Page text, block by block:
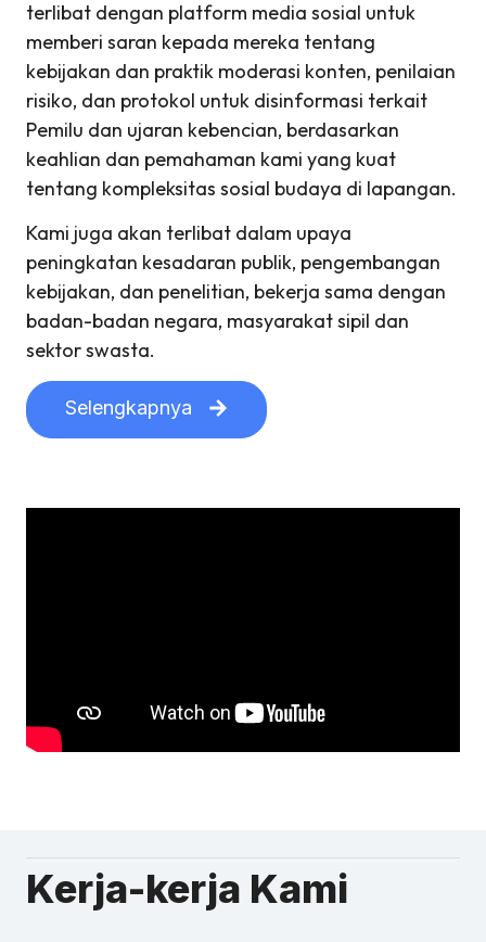
terlibat dengan platform media sosial untuk
memberi saran kepada mereka tentang
kebijakan dan praktik moderasi konten, penilaian
risiko, dan protokol untuk disinformasi terkait
Pemilu dan ujaran kebencian, berdasarkan
keahlian dan pemahaman kami yang kuat
tentang kompleksitas sosial budaya di lapangan.
Kami juga akan terlibat dalam upaya
peningkatan kesadaran publik, pengembangan
kebijakan, dan penelitian, bekerja sama dengan
badan-badan negara, masyarakat sipil dan
sektor swasta.
Selengkapnya
Kerja-kerja Kami